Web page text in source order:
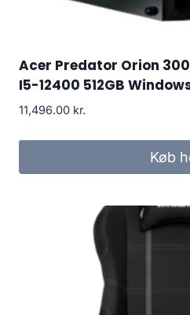
Acer Predator Orion
I5-12400 512GB
11,496.00 kr.
Køb